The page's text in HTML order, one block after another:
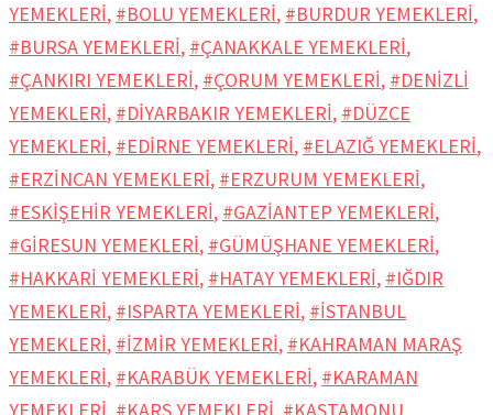
YEMEKLERİ, #BOLU YEMEKLERİ, #BURDUR YEMEKLERİ,
#BURSA YEMEKLERİ, #ÇANAKKALE YEMEKLERİ,
#ÇANKIRI YEMEKLERİ, #ÇORUM YEMEKLERİ, #DENİZLİ
YEMEKLERİ, #DİYARBAKIR YEMEKLERİ, #DÜZCE
YEMEKLERİ, #EDİRNE YEMEKLERİ, #ELAZIĞ YEMEKLERİ,
#ERZİNCAN YEMEKLERİ, #ERZURUM YEMEKLERİ,
#ESKİŞEHİR YEMEKLERİ, #GAZİANTEP YEMEKLERİ,
#GİRESUN YEMEKLERİ, #GÜMÜŞHANE YEMEKLERİ,
#HAKKARİ YEMEKLERİ, #HATAY YEMEKLERİ, #IĞDIR
YEMEKLERİ, #ISPARTA YEMEKLERİ, #İSTANBUL
YEMEKLERİ, #İZMİR YEMEKLERİ, #KAHRAMAN MARAŞ
YEMEKLERİ, #KARABÜK YEMEKLERİ, #KARAMAN